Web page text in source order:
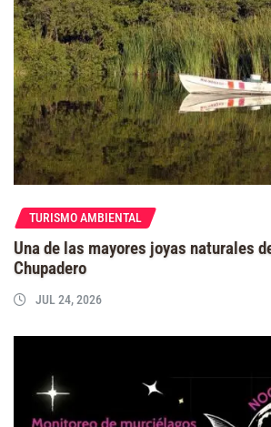
TURISMO AMBIENTAL
Una de las mayores joyas naturales
Chupadero
JUL 24, 2026